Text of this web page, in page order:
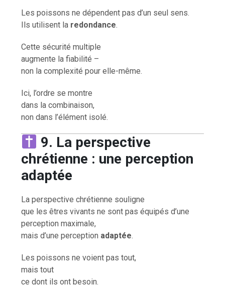
Les poissons ne dépendent pas d’un seul sens.
Ils utilisent la redondance.
Cette sécurité multiple
augmente la fiabilité –
non la complexité pour elle-même.
Ici, l’ordre se montre
dans la combinaison,
non dans l’élément isolé.
9. La perspective
chrétienne : une perception
adaptée
La perspective chrétienne souligne
que les êtres vivants ne sont pas équipés d’une
perception maximale,
mais d’une perception adaptée.
Les poissons ne voient pas tout,
mais tout
ce dont ils ont besoin.